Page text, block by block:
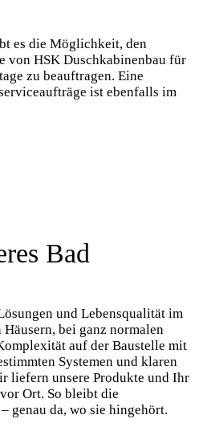
es die Möglichkeit, den
von HSK Duschkabinenbau für
zu beauftragen. Eine
ist ebenfalls im
Bad
und Lebensqualität im
bei ganz normalen
auf der Baustelle mit
Systemen und klaren
liefern unsere Produkte und Ihr
Ort. So bleibt die
genau da, wo sie hingehört.